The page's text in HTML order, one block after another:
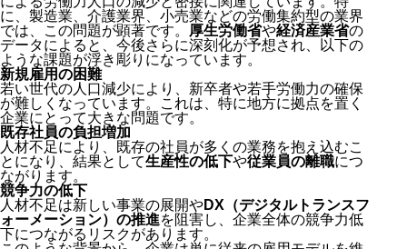
に、製造業、介護業界、小売業などの労働集約型の業界
では、この問題が顕著です。 厚生労働省や経済産業省の
データによると、今後さらに深刻化が予想され、以下の
ような課題が浮き彫りになっています。
新規雇用の困難
若い世代の人口減少により、新卒者や若手労働力の確保
が難しくなっています。これは、特に地方に拠点を置く
企業にとって大きな問題です。
既存社員の負担増加
人材不足により、既存の社員が多くの業務を抱え込むこ
とになり、結果として生産性の低下や従業員の離職につ
ながります。
競争力の低下
人材不足は新しい事業の展開やDX（デジタルトランスフ
ォーメーション）の推進を阻害し、企業全体の競争力低
下につながるリスクがあります。